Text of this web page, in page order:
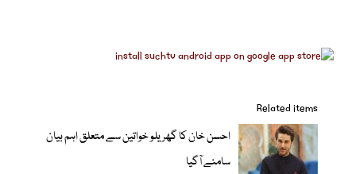
Related items
احسن خان کا گھریلو خواتین سے متعلق اہم بیان
سامنے آگیا